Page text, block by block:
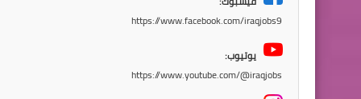
https://www.facebook.com/iraqjobs9
يوتيوب:
https://www.youtube.com/@iraqjobs